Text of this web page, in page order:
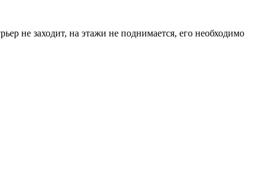
не заходит, на этажи не поднимается, его необходимо